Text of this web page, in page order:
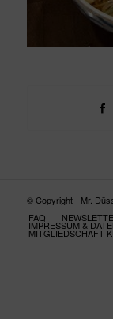
© Copyright - Mr.
FAQ
IMPRESSUM &
MITGLIEDSCHAFT